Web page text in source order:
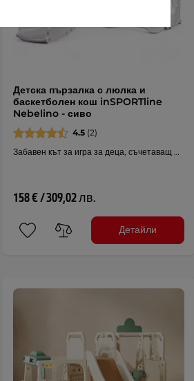
Детска пързалка с люлка и
баскетболен кош inSPORTline
Nebelino - сиво
4.5(2)
Забавен кът за игра за деца, съчетаващ …
158 € / 309,02 лв.
Детайли